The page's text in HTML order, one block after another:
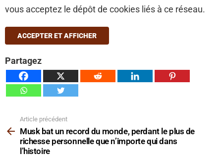
vous acceptez le dépôt de cookies liés à ce réseau.
ACCEPTER ET AFFICHER
Partagez
plus
Article précédent
Musk bat un record du monde, perdant le plus de
richesse personnelle que n’importe qui dans
l’histoire